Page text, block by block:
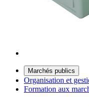
Marchés publics
Organisation et
Formation aux